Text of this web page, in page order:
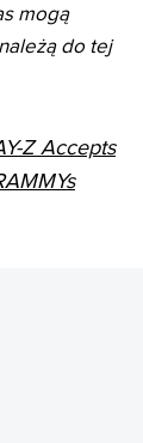
mogą
do tej
Z Accepts